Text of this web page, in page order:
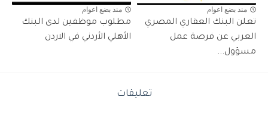
منذ بضع اعوام
تعلن البنك العقاري المصري
العربي عن فرصة عمل
مسؤول...
منذ بضع اعوام
مطلوب موظفين لدى البنك
الأهلي الأردني في الاردن
تعليقات